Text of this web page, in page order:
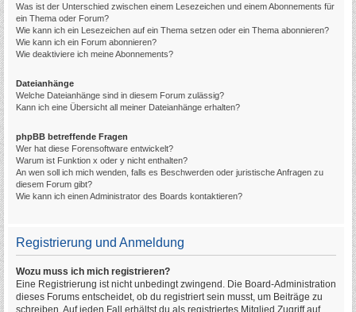
Was ist der Unterschied zwischen einem Lesezeichen und einem Abonnements für
ein Thema oder Forum?
Wie kann ich ein Lesezeichen auf ein Thema setzen oder ein Thema abonnieren?
Wie kann ich ein Forum abonnieren?
Wie deaktiviere ich meine Abonnements?
Dateianhänge
Welche Dateianhänge sind in diesem Forum zulässig?
Kann ich eine Übersicht all meiner Dateianhänge erhalten?
phpBB betreffende Fragen
Wer hat diese Forensoftware entwickelt?
Warum ist Funktion x oder y nicht enthalten?
An wen soll ich mich wenden, falls es Beschwerden oder juristische Anfragen zu
diesem Forum gibt?
Wie kann ich einen Administrator des Boards kontaktieren?
Registrierung und Anmeldung
Wozu muss ich mich registrieren?
Eine Registrierung ist nicht unbedingt zwingend. Die Board-Administration
dieses Forums entscheidet, ob du registriert sein musst, um Beiträge zu
schreiben. Auf jeden Fall erhältst du als registriertes Mitglied Zugriff auf